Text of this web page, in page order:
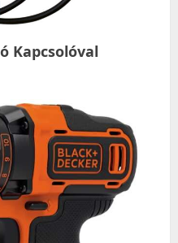
Kapcsolóval